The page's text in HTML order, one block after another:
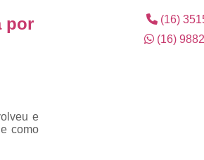
Empresa de Emplacamento
de Carro
Empresa de
Moto
Emplacadora
Mercosul
por
e
como
(16)
(16)